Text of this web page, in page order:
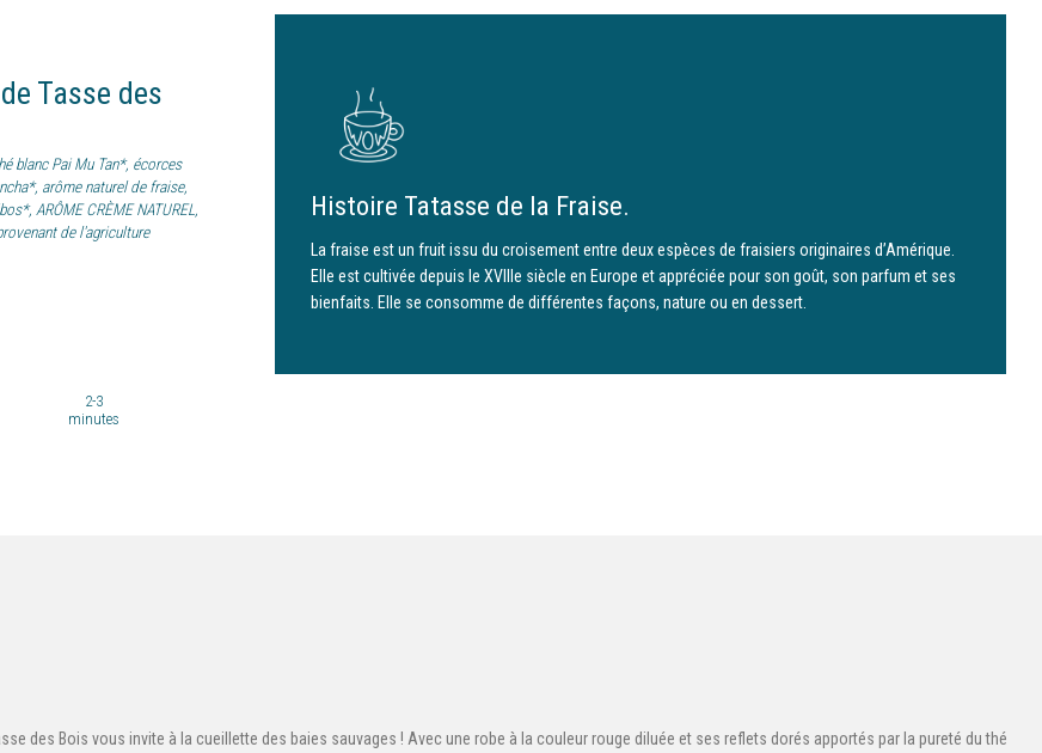
de Tasse des
blanc Pai Mu Tan*, écorces
arôme naturel de fraise,
ARÔME CRÈME NATUREL,
de l'agriculture
2-3
minutes
Histoire Tatasse de la Fraise.
La fraise est un fruit issu du croisement entre deux espèces de fraisiers originaires d’Amérique.
Elle est cultivée depuis le XVIIIe siècle en Europe et appréciée pour son goût, son parfum et ses
bienfaits. Elle se consomme de différentes façons, nature ou en dessert.
des Bois vous invite à la cueillette des baies sauvages ! Avec une robe à la couleur rouge diluée et ses reflets dorés apportés par la pureté du thé